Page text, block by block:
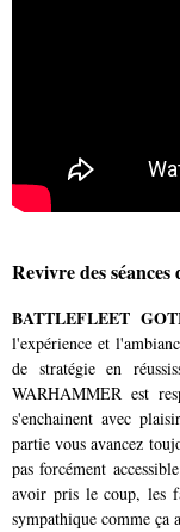
Revivre des
BATTLEFLEET
l'expérience et
de stratégie en
WARHAMMER est
s'enchainent avec
partie vous avancez
pas forcément
avoir pris le coup, les
sympathique comme ça